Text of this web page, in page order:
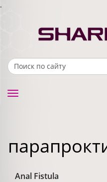
.
Search form
Toggle
Anal Fistula